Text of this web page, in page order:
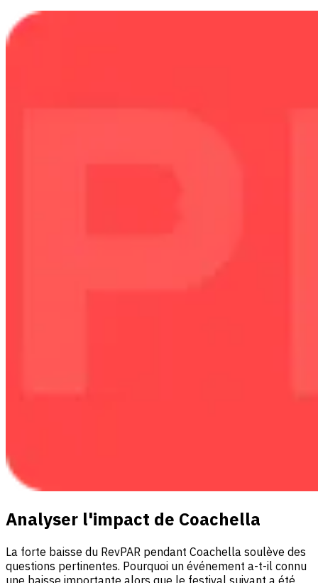
Analyser l'impact de Coachella
La forte baisse du RevPAR pendant Coachella soulève des
questions pertinentes. Pourquoi un événement a-t-il connu